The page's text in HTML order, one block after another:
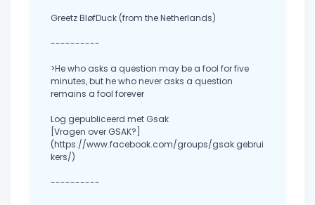
Greetz BløfDuck (from the Netherlands)
----------
>He who asks a question may be a fool for five
minutes, but he who never asks a question
remains a fool forever
Log gepubliceerd met Gsak
[Vragen over GSAK?]
(https://www.facebook.com/groups/gsak.gebrui
kers/)
----------